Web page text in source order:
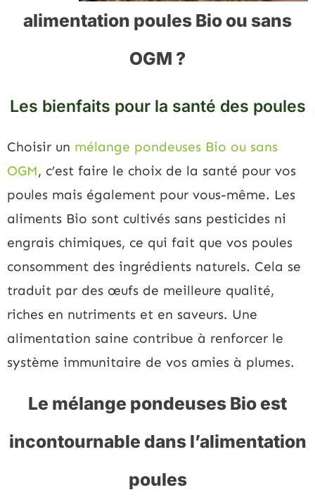
alimentation poules Bio ou sans
OGM ?
Les bienfaits pour la santé des poules
Choisir un mélange pondeuses Bio ou sans
OGM, c’est faire le choix de la santé pour vos
poules mais également pour vous-même. Les
aliments Bio sont cultivés sans pesticides ni
engrais chimiques, ce qui fait que vos poules
consomment des ingrédients naturels. Cela se
traduit par des œufs de meilleure qualité,
riches en nutriments et en saveurs. Une
alimentation saine contribue à renforcer le
système immunitaire de vos amies à plumes.
Le mélange pondeuses Bio est
incontournable dans l’alimentation
poules